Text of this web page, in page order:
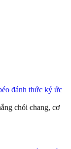
đánh thức ký ức
chói chang, cơ